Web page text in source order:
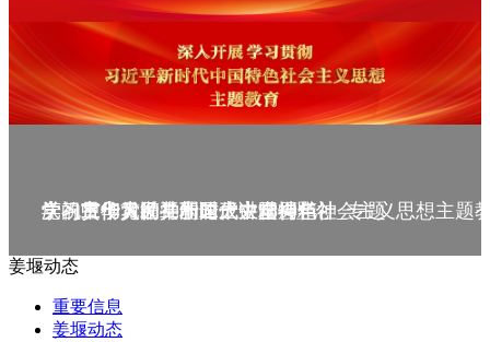
庆祝中华人民共和国成立75周年
学习贯彻党的二十届三中全会精神_专题
党的二十大精神理论大讲堂--理论
学习宣传贯彻党的二十大精神
学习贯彻习近平新时代中国特色社会主义思想主题
姜堰动态
重要信息
姜堰动态